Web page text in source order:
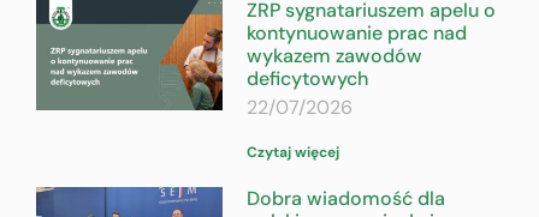
ZRP sygnatariuszem apelu o
kontynuowanie prac nad
wykazem zawodów
deficytowych
22/07/2026
Czytaj więcej
Dobra wiadomość dla